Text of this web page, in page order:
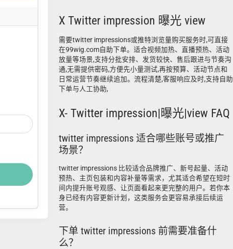
X Twitter impression 曝光 view
需要twitter impressions或推特浏览量购买服务时,可直接
在99wig.com自助下单。适合视频加热、直播预热、活动
放量等场景,支持分批安排、发货较快、售后跟进与节奏沟
通,无需提供密码,方便先小量测试,再按预算、活动节点和
日常运营节奏继续追加。流程清楚,客服响应及时,支持自助
下单与人工协助,
X- Twitter impression|曝光|view FAQ
twitter impressions 适合哪些账号或推广
场景？
twitter impressions 比较适合品牌推广、新号起量、活动
预热、主页包装和内容补量等需求，尤其适合希望在短时
间内提升账号观感、让页面看起来更完整的用户。若你本
身已经有内容更新计划，这类服务会更容易承接后续运
营。
下单 twitter impressions 前需要准备什
么？